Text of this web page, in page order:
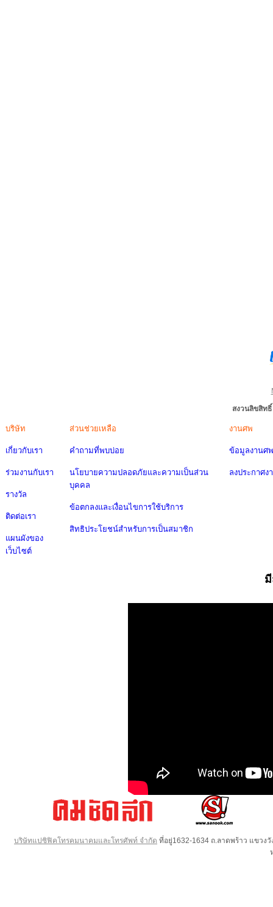
สงวนลิขสิท
บริษัท
เกี่ยวกับเรา
ร่วมงานกับเรา
รางวัล
ติดต่อเรา
แผนผังของ
เว็บไซต์
ส่วนช่วยเหลือ
คำถามที่พบบ่อย
นโยบายความปลอดภัยและความเป็นส่วน
บุคคล
ข้อตกลงและเงื่อนไขการใช้บริการ
สิทธิประโยชน์สำหรับการเป็นสมาชิก
งานศพ
ข้อมูลงานศพ
ลงประกาศง
บริษัทแปซิฟิคโทรคมนาคมและโทรศัพท์ จำกัด ที่อยู่1632-1634 ถ.ลาดพร้าว แขวง